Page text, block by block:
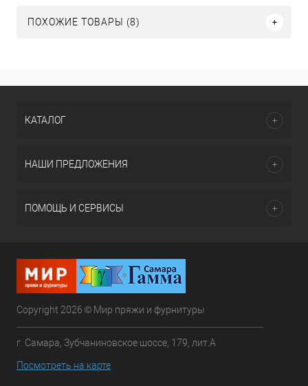
ПОХОЖИЕ ТОВАРЫ (8)
КАТАЛОГ
НАШИ ПРЕДЛОЖЕНИЯ
ПОМОЩЬ И СЕРВИСЫ
Copyright 2026 © Мир пряжи и фурнитуры
г. Самара, Зубчаниновское шоссе, 179, лит.А
Посмотреть на карте